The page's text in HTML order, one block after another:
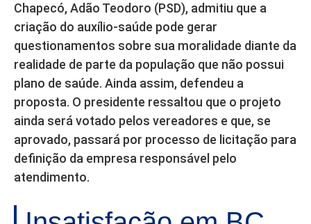
Chapecó, Adão Teodoro (PSD), admitiu que a
criação do auxílio-saúde pode gerar
questionamentos sobre sua moralidade diante da
realidade de parte da população que não possui
plano de saúde. Ainda assim, defendeu a
proposta. O presidente ressaltou que o projeto
ainda será votado pelos vereadores e que, se
aprovado, passará por processo de licitação para
definição da empresa responsável pelo
atendimento.